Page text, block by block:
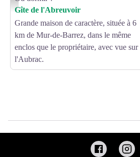
Gîte de l'Abreuvoir
Grande maison de caractère, située à 6
km de Mur-de-Barrez, dans le même
enclos que le propriétaire, avec vue sur
l'Aubrac.